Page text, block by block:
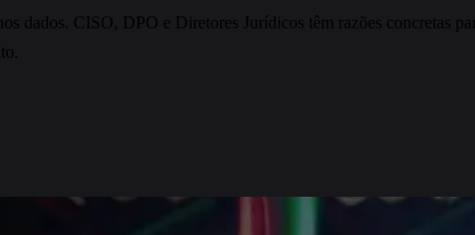
dados. CISO, DPO e Diretores Jurídicos têm razões concretas